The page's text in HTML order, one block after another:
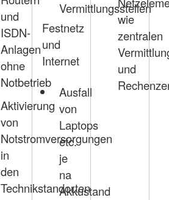
und
ISDN-
Anlagen
ohne
Notbetrieb
Aktivierung
von
Notstromversorgungen
in
den
Technikstandorten
Vermittlungsstellen
Festnetz
und
Internet
Ausfall
von
Laptops
etc.
je
na
Akkustand
wie
zentralen
und